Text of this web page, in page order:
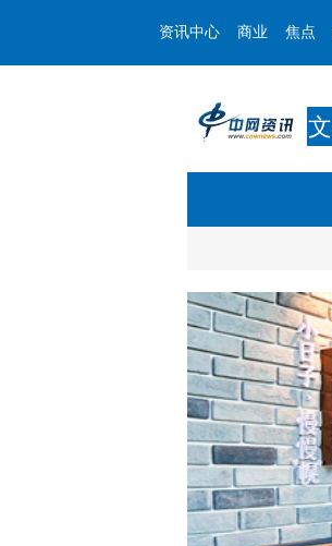
资讯中心 商业 焦点